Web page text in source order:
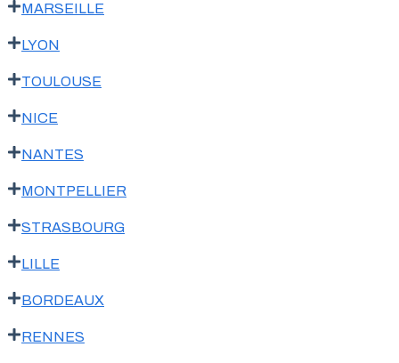
MARSEILLE
LYON
TOULOUSE
NICE
NANTES
MONTPELLIER
STRASBOURG
LILLE
BORDEAUX
RENNES